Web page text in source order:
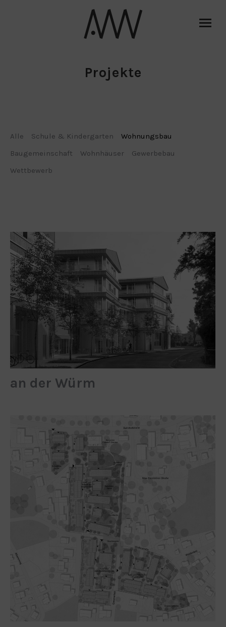
Projekte
Alle Schule & Kindergarten
Wohnungsbau
Baugemeinschaft
Wohnhäuser
Gewerbebau
Wettbewerb
an der Würm